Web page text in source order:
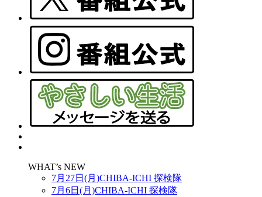
WHAT’s NEW
7月27日(月)CHIBA-ICHI 探検隊
7月6日(月)CHIBA-ICHI 探検隊